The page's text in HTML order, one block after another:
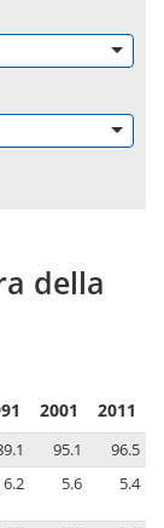
della
2001 2011
95.1
96.5
6.2 5.6 5.4